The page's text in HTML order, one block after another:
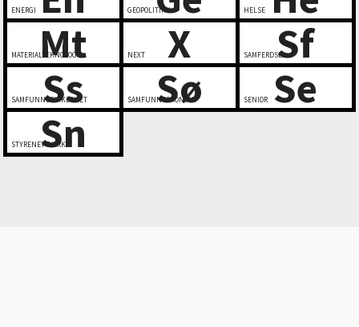
ENERGI GEOPOLITIKK HELSE
Mt
MATERIALTEKNOLOGI X
NEXT Sf
SAMFERDSEL
Ss
SAMFUNNSSIKKERHET Sø
SAMFUNNSØKONOMI Se
SENIOR
Sn
STYRENETTVERK